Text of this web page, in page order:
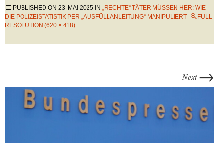
PUBLISHED ON 23. MAI 2025 IN „RECHTE“ TÄTER MÜSSEN HER: WIE
DIE POLIZEISTATISTIK PER „AUSFÜLLANLEITUNG“ MANIPULIERT
FULL
RESOLUTION (620 × 418)
Next →